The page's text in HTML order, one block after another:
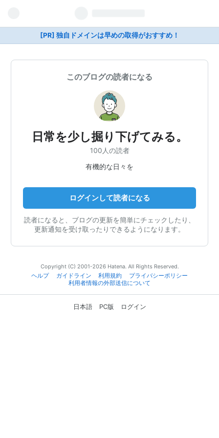
[PR] 独自ドメインは早めの取得がおすすめ！
このブログの読者になる
日常を少し掘り下げてみる。
100人の読者
有機的な日々を
ログインして読者になる
読者になると、ブログの更新を簡単にチェックしたり、
更新通知を受け取ったりできるようになります。
Copyright (C) 2001-2026 Hatena. All Rights Reserved.
ヘルプ
ガイドライン 利用規約
プライバシーポリシー
利用者情報の外部送信について
日本語 PC版 ログイン